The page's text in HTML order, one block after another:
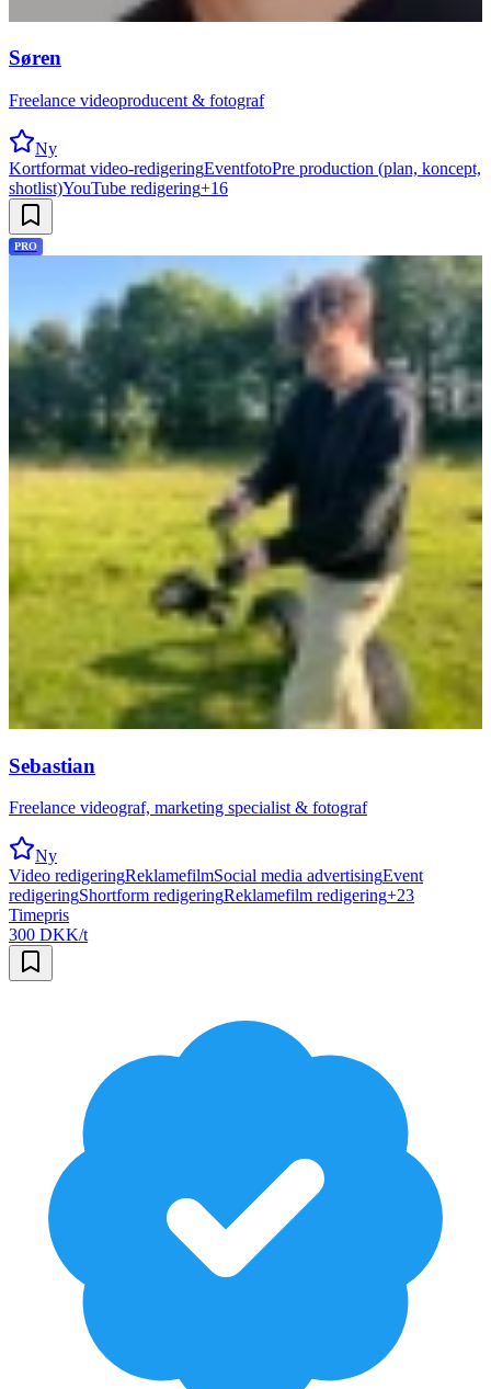
Søren
Freelance videoproducent & fotograf
Ny
Kortformat video-redigeringEventfotoPre production (plan, koncept,
shotlist)YouTube redigering+16
PRO
Sebastian
Freelance videograf, marketing specialist & fotograf
Ny
Video redigeringReklamefilmSocial media advertisingEvent
redigeringShortform redigeringReklamefilm redigering+23
Timepris
300 DKK/t